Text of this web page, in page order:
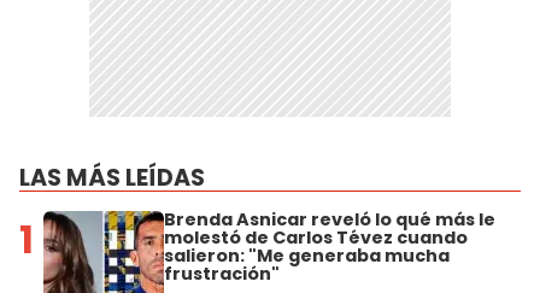
LAS MÁS LEÍDAS
1 Brenda Asnicar reveló lo qué más le
molestó de Carlos Tévez cuando
salieron: "Me generaba mucha
frustración"